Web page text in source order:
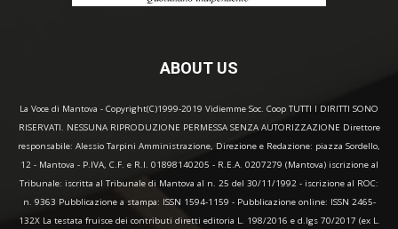
ABOUT US
La Voce di Mantova - Copyright(C)1999-2019 Vidiemme Soc. Coop TUTTI I DIRITTI SONO
RISERVATI. NESSUNA RIPRODUZIONE PERMESSA SENZA AUTORIZZAZIONE Direttore
responsabile: Alessio Tarpini Amministrazione, Direzione e Redazione: piazza Sordello,
12 - Mantova - P.IVA, C.F. e R.I. 01898140205 - R.E.A. 0207279 (Mantova) iscrizione al
Tribunale: iscritta al Tribunale di Mantova al n. 25 del 30/11/1992 - iscrizione al ROC:
n. 9363 Pubblicazione a stampa: ISSN 1594-1159 - Pubblicazione online: ISSN 2465-
132X La testata fruisce dei contributi diretti editoria L. 198/2016 e d.lgs 70/2017 (ex L.